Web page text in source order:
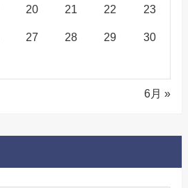
20 21 22 23
27 28 29 30
6月 »